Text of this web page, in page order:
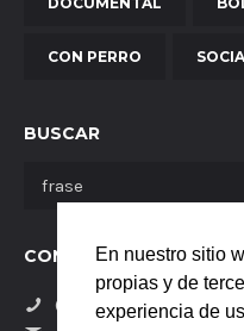
En nuestro sitio
propias y de
experiencia de
CON PERRO
BUSCAR
CONTÁCTANOS
(+34) 684058229